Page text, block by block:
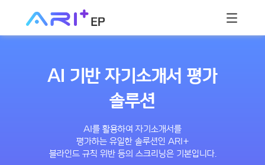
AI 기반 자기소개서 평가
솔루션
AI를 활용하여 자기소개서를
평가하는 유일한 솔루션인 ARI+
블라인드 규칙 위반 등의 스크리닝은 기본입니다.